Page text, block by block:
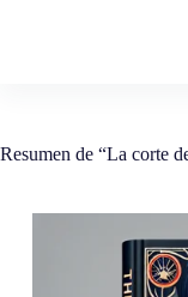
Resumen de “La corte